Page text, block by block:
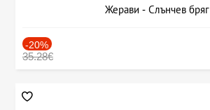
Жерави - Слънчев бряг
-20%
35.28€